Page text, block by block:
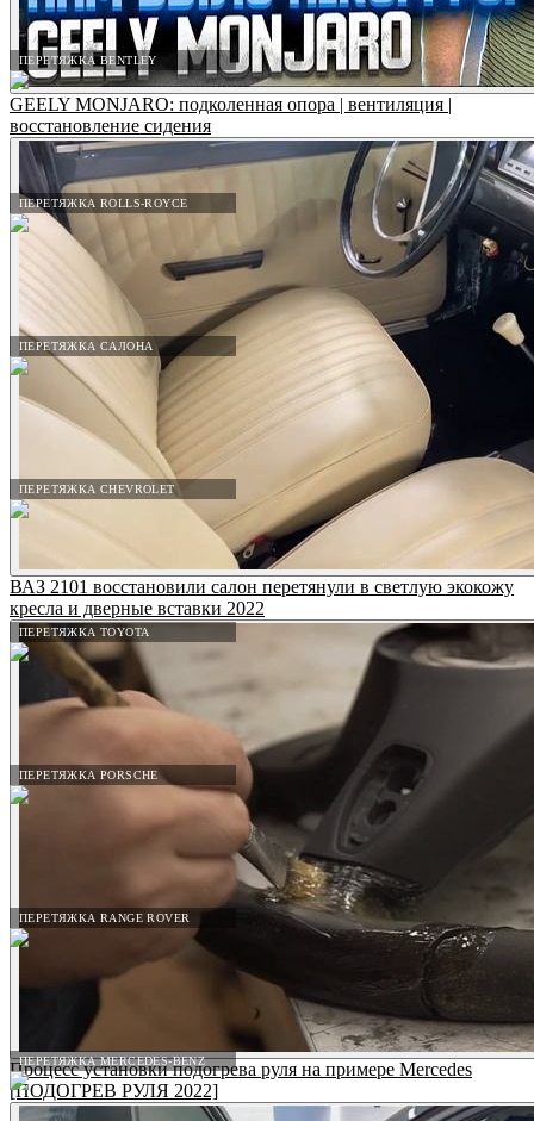
ПЕРЕТЯЖКА BENTLEY
ПЕРЕТЯЖКА ROLLS-ROYCE
ПЕРЕТЯЖКА САЛОНА
ПЕРЕТЯЖКА CHEVROLET
ПЕРЕТЯЖКА TOYOTA
ПЕРЕТЯЖКА PORSCHE
ПЕРЕТЯЖКА RANGE ROVER
ПЕРЕТЯЖКА MERCEDES-BENZ
GEELY MONJARO: подколенная опора | вентиляция |
восстановление сидения
ВАЗ 2101 восстановили салон перетянули в светлую экокожу
кресла и дверные вставки 2022
Процесс установки подогрева руля на примере Mercedes
[ПОДОГРЕВ РУЛЯ 2022]